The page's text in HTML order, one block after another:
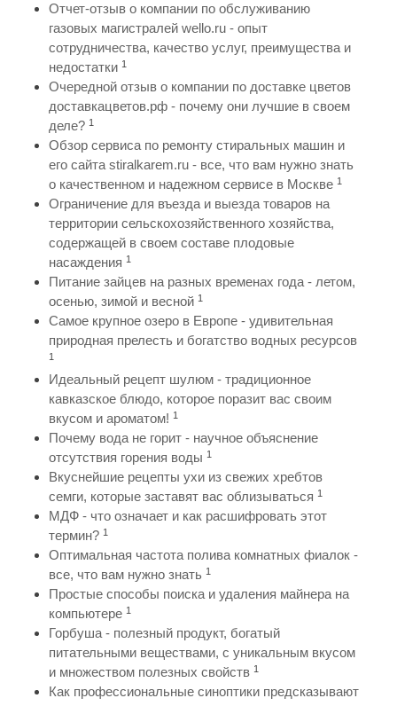
Отчет-отзыв о компании по обслуживанию
газовых магистралей wello.ru - опыт
сотрудничества, качество услуг, преимущества и
недостатки 1
Очередной отзыв о компании по доставке цветов
доставкацветов.рф - почему они лучшие в своем
деле? 1
Обзор сервиса по ремонту стиральных машин и
его сайта stiralkarem.ru - все, что вам нужно знать
о качественном и надежном сервисе в Москве 1
Ограничение для въезда и выезда товаров на
территории сельскохозяйственного хозяйства,
содержащей в своем составе плодовые
насаждения 1
Питание зайцев на разных временах года - летом,
осенью, зимой и весной 1
Самое крупное озеро в Европе - удивительная
природная прелесть и богатство водных ресурсов
1
Идеальный рецепт шулюм - традиционное
кавказское блюдо, которое поразит вас своим
вкусом и ароматом! 1
Почему вода не горит - научное объяснение
отсутствия горения воды 1
Вкуснейшие рецепты ухи из свежих хребтов
семги, которые заставят вас облизываться 1
МДФ - что означает и как расшифровать этот
термин? 1
Оптимальная частота полива комнатных фиалок -
все, что вам нужно знать 1
Простые способы поиска и удаления майнера на
компьютере 1
Горбуша - полезный продукт, богатый
питательными веществами, с уникальным вкусом
и множеством полезных свойств 1
Как профессиональные синоптики предсказывают